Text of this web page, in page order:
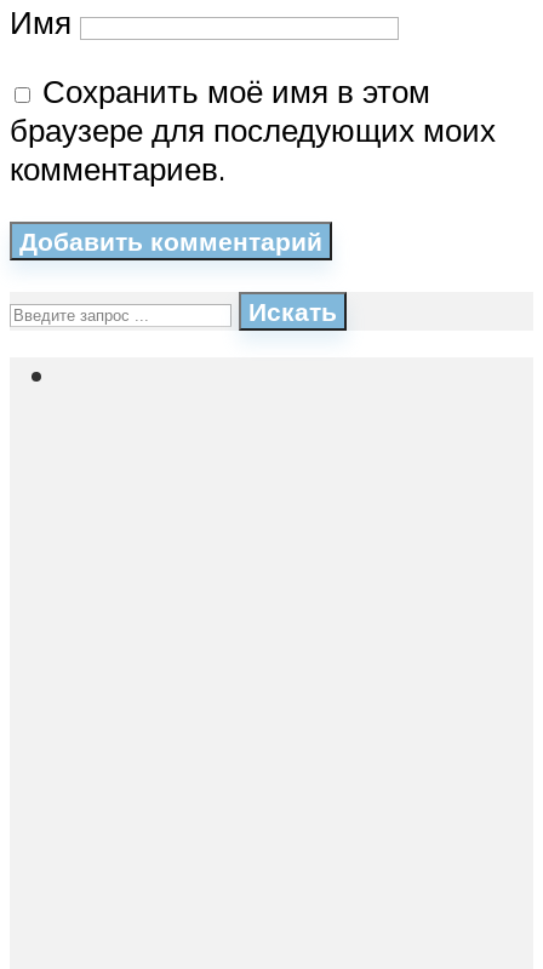
Имя
Сохранить моё имя в этом
браузере для последующих моих
комментариев.
Искать